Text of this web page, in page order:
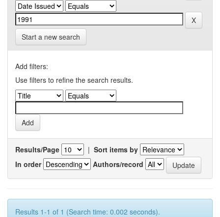
Start a new search
Add filters:
Use filters to refine the search results.
Results/Page | Sort items by
In order
Authors/record
Results 1-1 of 1 (Search time: 0.002 seconds).